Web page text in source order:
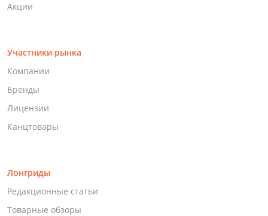
Акции
Участники рынка
Компании
Бренды
Лицензии
Канцтовары
Лонгриды
Редакционные статьи
Товарные обзоры